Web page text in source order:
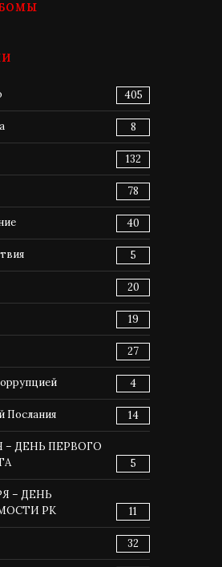
405
8
132
78
40
5
20
19
27
4
Послания 14
– ДЕНЬ ПЕРВОГО
5
– ДЕНЬ
РК
11
32